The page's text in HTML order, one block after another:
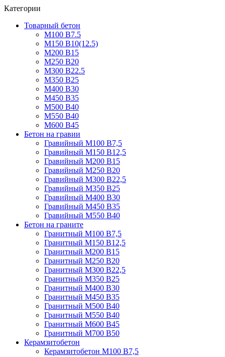
Категории
Товарный бетон
М100 В7.5
М150 В10(12.5)
М200 В15
М250 В20
М300 В22.5
М350 В25
М400 В30
М450 В35
М500 В40
М550 В40
М600 В45
Бетон на гравии
Гравийный М100 В7,5
Гравийный М150 В12,5
Гравийный М200 В15
Гравийный М250 В20
Гравийный М300 В22,5
Гравийный М350 В25
Гравийный М400 В30
Гравийный М450 В35
Гравийный М550 В40
Бетон на граните
Гранитный М100 В7,5
Гранитный М150 В12,5
Гранитный М200 В15
Гранитный М250 В20
Гранитный М300 В22,5
Гранитный М350 В25
Гранитный М400 В30
Гранитный М450 В35
Гранитный М500 В40
Гранитный М550 В40
Гранитный М600 В45
Гранитный М700 В50
Керамзитобетон
Керамзитобетон М100 В7,5